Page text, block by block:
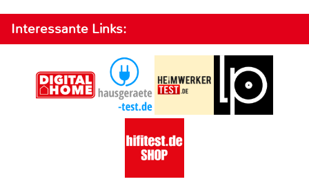
Interessante Links: